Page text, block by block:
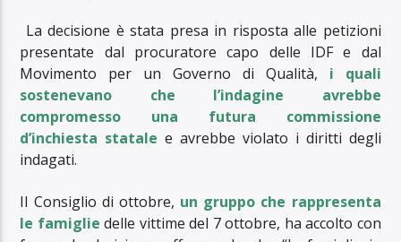
La decisione è stata presa in risposta alle petizioni
presentate dal procuratore capo delle IDF e dal
Movimento per un Governo di Qualità, i quali
sostenevano che l’indagine avrebbe
compromesso una futura commissione
d’inchiesta statale e avrebbe violato i diritti degli
indagati.
Il Consiglio di ottobre, un gruppo che rappresenta
le famiglie delle vittime del 7 ottobre, ha accolto con